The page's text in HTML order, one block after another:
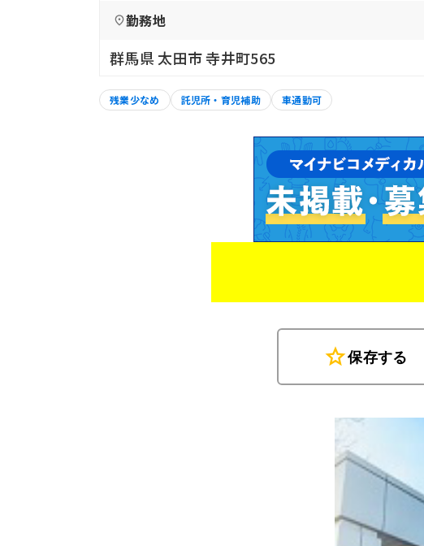
勤務地
群馬県 太田市 寺井町565
残業少なめ 託児所・育児補助 車通勤可
star保存する